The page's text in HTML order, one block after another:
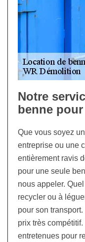
Notre
benne
Que vous soyez
entreprise ou une
entièrement ravis
pour une seule
nous appeler.
recycler ou à
pour son
prix très
entretenues pour